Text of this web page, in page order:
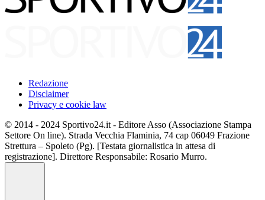
Redazione
Disclaimer
Privacy e cookie law
© 2014 - 2024 Sportivo24.it - Editore Asso (Associazione Stampa
Settore On line). Strada Vecchia Flaminia, 74 cap 06049 Frazione
Strettura – Spoleto (Pg). [Testata giornalistica in attesa di
registrazione]. Direttore Responsabile: Rosario Murro.